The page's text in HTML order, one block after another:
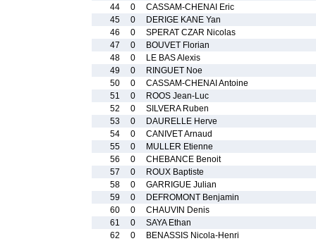
44
0
CASSAM-CHENAI Eric
45
0
DERIGE KANE Yan
46
0
SPERAT CZAR Nicolas
47
0
BOUVET Florian
48
0
LE BAS Alexis
49
0
RINGUET Noe
50
0
CASSAM-CHENAI Antoine
51
0
ROOS Jean-Luc
52
0
SILVERA Ruben
53
0
DAURELLE Herve
54
0
CANIVET Arnaud
55
0
MULLER Etienne
56
0
CHEBANCE Benoit
57
0
ROUX Baptiste
58
0
GARRIGUE Julian
59
0
DEFROMONT Benjamin
60
0
CHAUVIN Denis
61
0
SAYA Ethan
62
0
BENASSIS Nicola-Henri